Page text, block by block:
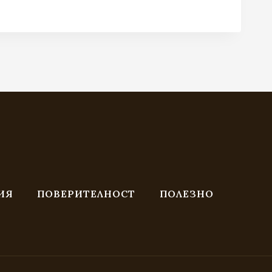
ПОВЕРИТЕЛНОСТ
ПОЛЕЗНО